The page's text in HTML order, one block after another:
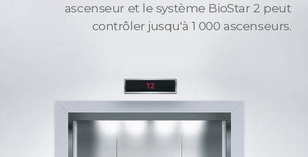
ascenseur et le système BioStar 2 peut
contrôler jusqu'à 1 000 ascenseurs.